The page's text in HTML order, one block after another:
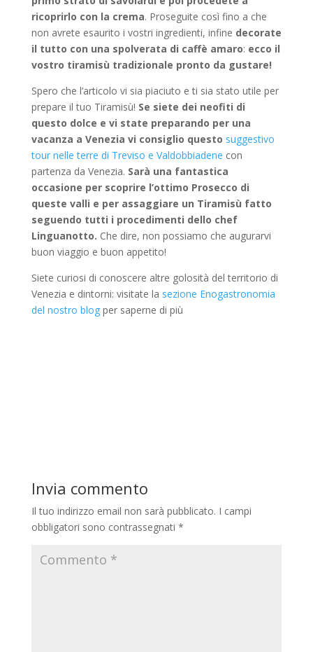
ricoprirlo con la crema. Proseguite così fino a che
non avrete esaurito i vostri ingredienti, infine decorate
il tutto con una spolverata di caffè amaro: ecco il
vostro tiramisù tradizionale pronto da gustare!
Spero che l’articolo vi sia piaciuto e ti sia stato utile per
prepare il tuo Tiramisù! Se siete dei neofiti di
questo dolce e vi state preparando per una
vacanza a Venezia vi consiglio questo suggestivo
tour nelle terre di Treviso e Valdobbiadene con
partenza da Venezia. Sarà una fantastica
occasione per scoprire l’ottimo Prosecco di
queste valli e per assaggiare un Tiramisù fatto
seguendo tutti i procedimenti dello chef
Linguanotto. Che dire, non possiamo che augurarvi
buon viaggio e buon appetito!
Siete curiosi di conoscere altre golosità del territorio di
Venezia e dintorni: visitate la sezione Enogastronomia
del nostro blogper saperne di più
Invia commento
Il tuo indirizzo email non sarà pubblicato. I campi
obbligatori sono contrassegnati *